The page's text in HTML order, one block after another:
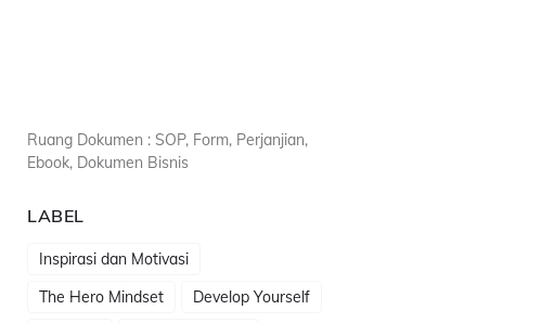
Ruang Dokumen : SOP, Form, Perjanjian,
Ebook, Dokumen Bisnis
LABEL
Inspirasi dan Motivasi
The Hero Mindset
Develop Yourself